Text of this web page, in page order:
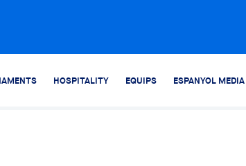
HOSPITALITY EQUIPS ESPANYOL MEDIA